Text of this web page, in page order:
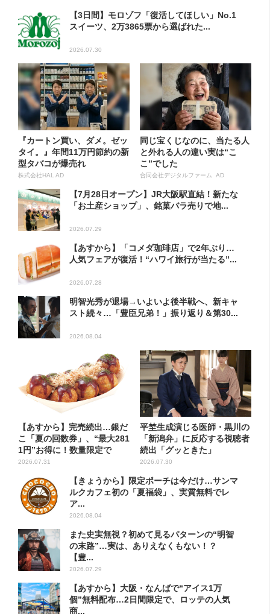
【3日間】モロゾフ「復活してほしい」No.1
スイーツ、2万3865票から選ばれた...
2026.07.30
『カートン買い、ダメ。ゼッ
タイ。』年間11万円節約の新
型タバコが爆売れ
株式会社HAL AD
同じ宝くじなのに、当たる人
と外れる人の違い実は“こ
こ”でした
合同会社デジタルファーム AD
【7月28日オープン】JR大阪駅直結！新たな
「お土産ショップ」、銘菓バラ売りで地...
2026.07.29
【あすから】「コメダ珈琲店」で2年ぶり…
人気フェアが復活！“ハワイ旅行が当たる”...
2026.07.28
明智光秀が退場→いよいよ後半戦へ、新キャ
スト続々…「豊臣兄弟！」振り返り＆第30...
2026.08.04
【あすから】完売続出…銀だ
こ「夏の回数券」、“最大281
1円”お得に！数量限定で
2026.07.31
平埜生成演じる医師・黒川の
「新潟弁」に反応する視聴者
続出「グッときた」
2026.07.30
【きょうから】限定ポーチは今だけ…サンマ
ルクカフェ初の「夏福袋」、実質無料でレ
ア...
2026.08.04
また史実無視？初めて見るパターンの“明智
の末路”…実は、ありえなくもない！？
【豊...
2026.07.29
【あすから】大阪・なんばで“アイス1万
個”無料配布…2日間限定で、ロッテの人気
商...